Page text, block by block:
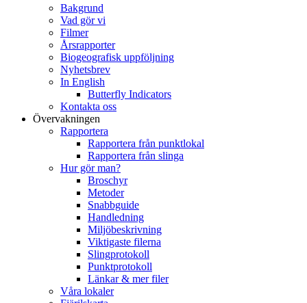
Bakgrund
Vad gör vi
Filmer
Årsrapporter
Biogeografisk uppföljning
Nyhetsbrev
In English
Butterfly Indicators
Kontakta oss
Övervakningen
Rapportera
Rapportera från punktlokal
Rapportera från slinga
Hur gör man?
Broschyr
Metoder
Snabbguide
Handledning
Miljöbeskrivning
Viktigaste filerna
Slingprotokoll
Punktprotokoll
Länkar & mer filer
Våra lokaler